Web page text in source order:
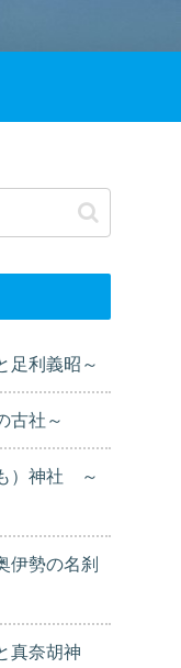
足利義昭～
古社～
）神社 ～
伊勢の名刹
真奈胡神